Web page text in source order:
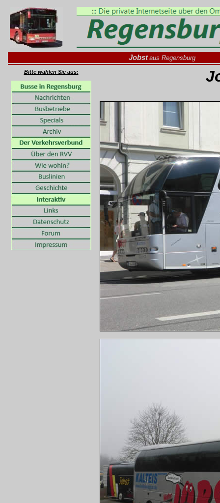
Jobst aus Regensburg
Bitte wählen Sie aus: